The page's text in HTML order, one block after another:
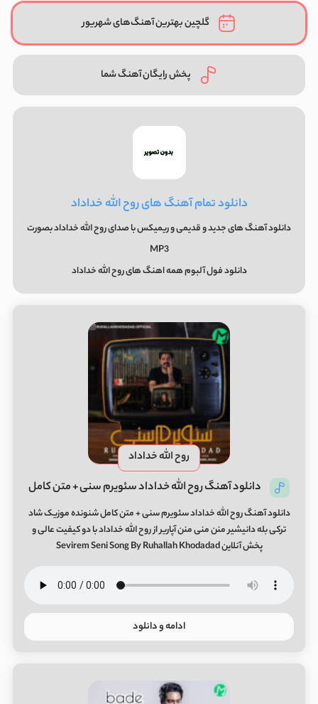
گلچین بهترین آهنگ‌های شهریور
پخش رایگان آهنگ شما
دانلود تمام آهنگ های روح الله خداداد
دانلود آهنگ های جدید و قدیمی و ریمیکس با صدای روح الله خداداد بصورت
MP3
دانلود فول آلبوم همه اهنگ های روح الله خداداد
روح الله خداداد
دانلود آهنگ روح الله خداداد سئویرم سنی + متن کامل
دانلود آهنگ روح الله خداداد سئویرم سنی + متن کامل شنونده موزیک شاد
ترکی بله دانیشیر منن منی منن آپاریر از روح الله خداداد با دو کیفیت عالی و
پخش آنلاین Sevirem Seni Song By Ruhallah Khodadad
ادامه و دانلود